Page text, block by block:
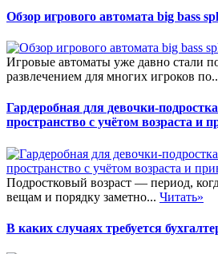
Обзор игрового автомата big bass
Игровые автоматы уже давно стали
развлечением для многих игроков
Гардеробная для девочки-
пространство с учётом возраста и
Подростковый возраст — период,
вещам и порядку заметно... Читать»
В каких случаях требуется